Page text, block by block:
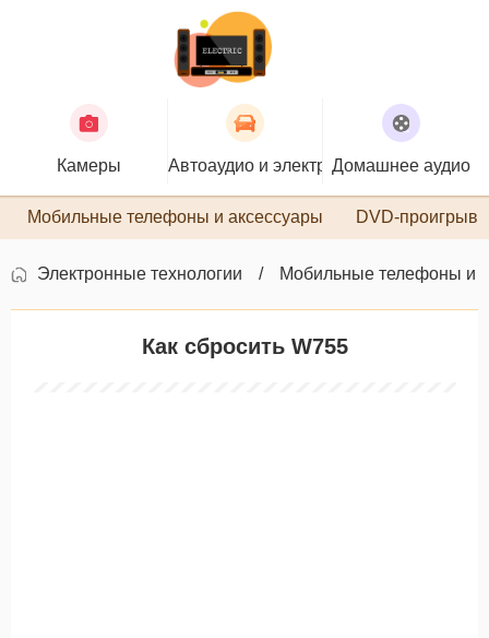
Камеры Автоаудио и электроникаДомашнее аудио
Мобильные телефоны и аксессуары DVD-
Электронные технологии Мобильные телефоны и
Как сбросить W755